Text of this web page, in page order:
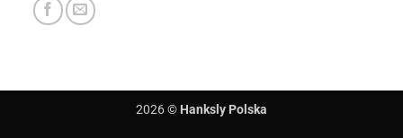
2026 © Hanksly Polska